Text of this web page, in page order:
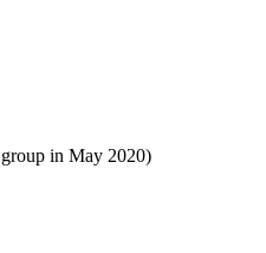
in May 2020)